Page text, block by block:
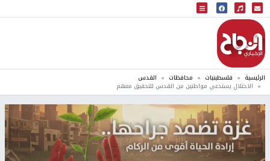
البث المباشر
إذاعة النجاح
الرئيسية فلسطينيات محافظات القدس
الاحتلال يستدعي مواطنين من القدس للتحقيق معهم